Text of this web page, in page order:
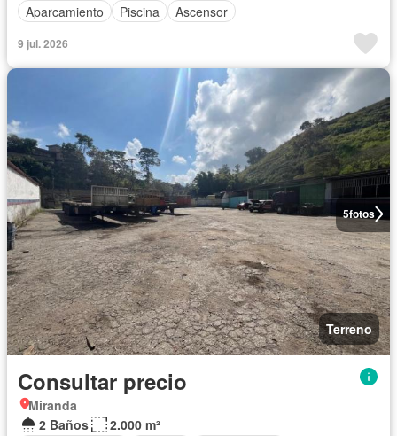
Aparcamiento
Piscina Ascensor
9 jul. 2026
5fotos
Terreno
Consultar precio
Miranda
2 Baños
2.000 m²